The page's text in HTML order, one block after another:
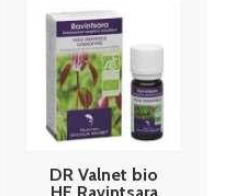
DR Valnet bio